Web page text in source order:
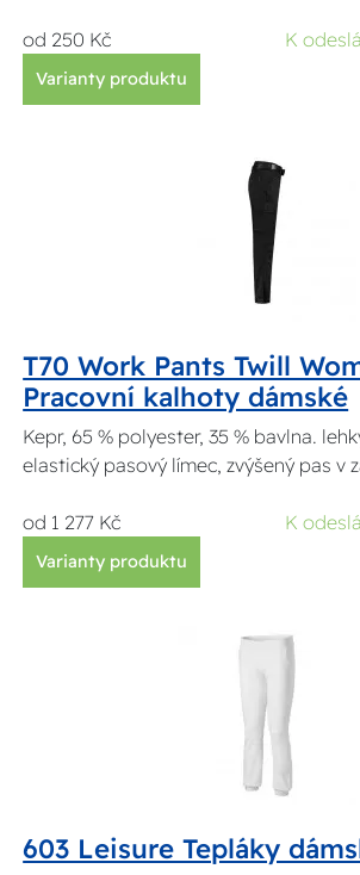
od 250 Kč K
Varianty produktu
T70 Work Pants Twill
Pracovní kalhoty dámské
Kepr, 65 % polyester, 35 % bavlna.
elastický pasový límec, zvýšený pas v
od 1 277 Kč K
Varianty produktu
603 Leisure Tepláky